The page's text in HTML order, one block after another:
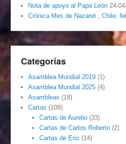
Nota de apoyo al Papa León 24-
Crónica Mes de Nazaret , Chile,
Categorías
Asamblea Mundial 2019 (1)
Asamblea Mundial 2025 (4)
Asambleas (18)
Cartas (109)
Cartas de Aurelio(33)
Cartas de Carlos Roberto(2)
Cartas de Eric (14)